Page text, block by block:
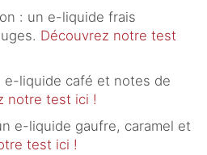
: un e-liquide frais
Découvrez notre test
e-liquide café et notes de
notre test ici !
e-liquide gaufre, caramel et
test ici !